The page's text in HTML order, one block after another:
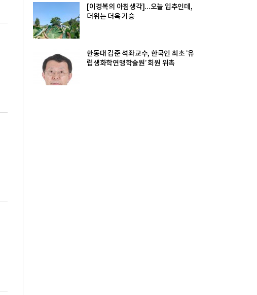
[이경복의 아침생각]...오늘 입추인데,
더위는 더욱 기승
한동대 김준 석좌교수, 한국인 최초 ‘유
럽생화학연맹학술원’ 회원 위촉